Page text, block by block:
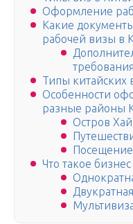
Оформление
Какие
рабочей визы в
Типы китайских
Особенности
разные районы
Остров
Что такое
Двукратная